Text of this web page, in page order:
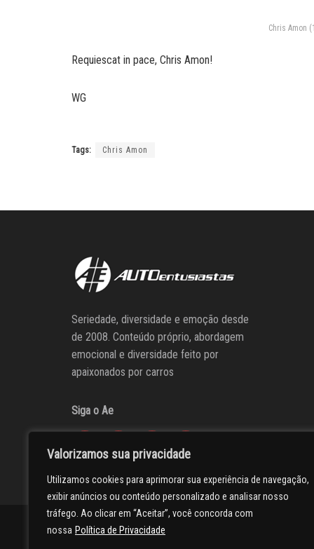
Valorizamos sua privacidade
Utilizamos cookies para aprimorar sua experiência de navegação,
exibir anúncios ou conteúdo personalizado e analisar nosso
tráfego. Ao clicar em “Aceitar”, você concorda com
nossa Política de Privacidade
Chris Amon
Requiescat in pace, Chris Amon!
WG
Tags: Chris Amon
Seriedade, diversidade e emoção desde
de 2008. Conteúdo próprio, abordagem
emocional e diversidade feito por
apaixonados por carros
Siga o Ae
AUTOentusiastas Editores